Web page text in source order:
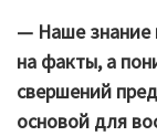
— Наше знание
на факты, а
свершений
основой для